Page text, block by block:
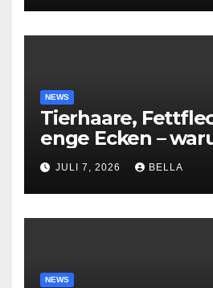
NEWS
Tierhaare,
enge Ecken –
Dreame T16 Pro
modernen
echte Alternative
JULI 7, 2026 BELLA
NEWS